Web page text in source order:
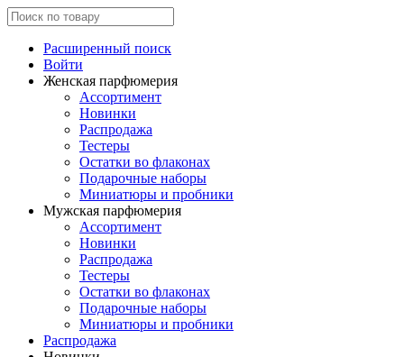
Расширенный поиск
Войти
Женская парфюмерия
Ассортимент
Новинки
Распродажа
Тестеры
Остатки во флаконах
Подарочные наборы
Миниатюры и пробники
Мужская парфюмерия
Ассортимент
Новинки
Распродажа
Тестеры
Остатки во флаконах
Подарочные наборы
Миниатюры и пробники
Распродажа